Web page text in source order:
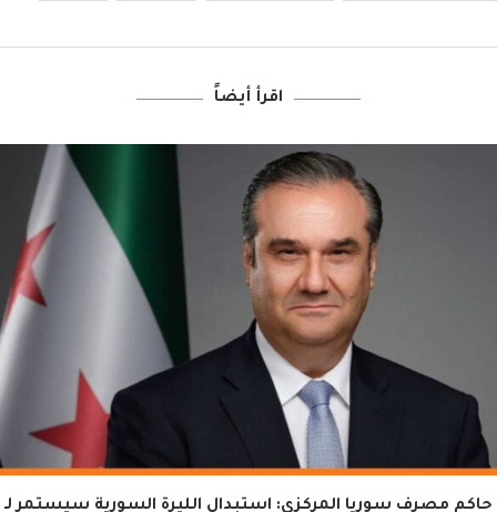
اقرأ أيضاً
حاكم مصرف سوريا المركزي: استبدال الليرة السورية سيستمر لـ